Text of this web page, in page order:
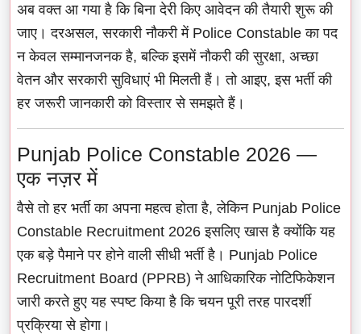
अब वक्त आ गया है कि बिना देरी किए आवेदन की तैयारी शुरू की
जाए। दरअसल, सरकारी नौकरी में Police Constable का पद
न केवल सम्मानजनक है, बल्कि इसमें नौकरी की सुरक्षा, अच्छा
वेतन और सरकारी सुविधाएं भी मिलती हैं। तो आइए, इस भर्ती की
हर जरूरी जानकारी को विस्तार से समझते हैं।
Punjab Police Constable 2026 —
एक नज़र में
वैसे तो हर भर्ती का अपना महत्व होता है, लेकिन Punjab Police
Constable Recruitment 2026 इसलिए खास है क्योंकि यह
एक बड़े पैमाने पर होने वाली सीधी भर्ती है। Punjab Police
Recruitment Board (PPRB) ने आधिकारिक नोटिफिकेशन
जारी करते हुए यह स्पष्ट किया है कि चयन पूरी तरह पारदर्शी
प्रक्रिया से होगा।